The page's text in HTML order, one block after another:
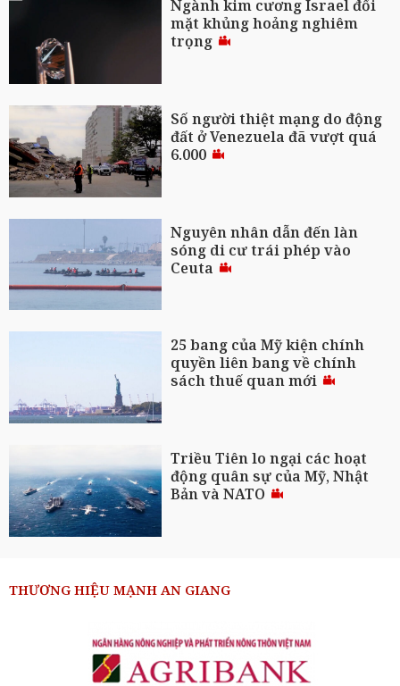
Ngành kim cương Israel đối
mặt khủng hoảng nghiêm
trọng
Số người thiệt mạng do động
đất ở Venezuela đã vượt quá
6.000
Nguyên nhân dẫn đến làn
sóng di cư trái phép vào
Ceuta
25 bang của Mỹ kiện chính
quyền liên bang về chính
sách thuế quan mới
Triều Tiên lo ngại các hoạt
động quân sự của Mỹ, Nhật
Bản và NATO
THƯƠNG HIỆU MẠNH AN GIANG